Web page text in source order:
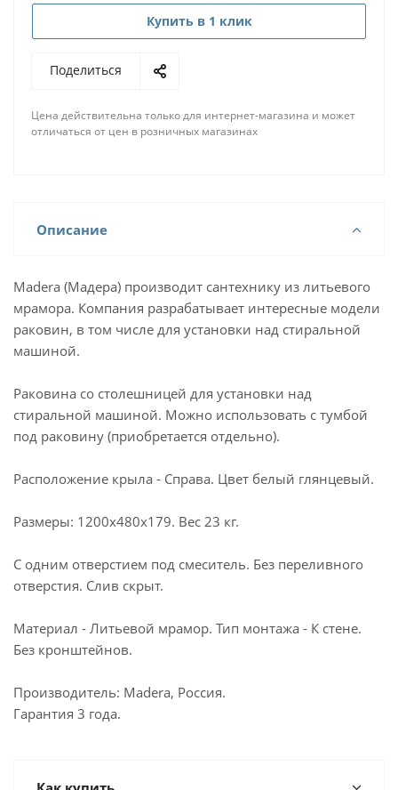
Купить в 1 клик
Поделиться
Цена действительна только для интернет-магазина и может
отличаться от цен в розничных магазинах
Описание
Madera (Мадера) производит сантехнику из литьевого
мрамора. Компания разрабатывает интересные модели
раковин, в том числе для установки над стиральной
машиной.
Раковина со столешницей для установки над
стиральной машиной. Можно использовать с тумбой
под раковину (приобретается отдельно).
Расположение крыла - Справа. Цвет белый глянцевый.
Размеры: 1200х480х179. Вес 23 кг.
С одним отверстием под смеситель. Без переливного
отверстия. Слив скрыт.
Материал - Литьевой мрамор. Тип монтажа - К стене.
Без кронштейнов.
Производитель: Madera, Россия.
Гарантия 3 года.